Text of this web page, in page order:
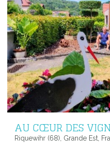
AU CŒUR DES
Riquewihr (68), Grande Est,